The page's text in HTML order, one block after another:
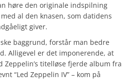
høre den originale indspilning
al den knasen, som datidens
giver.
baggrund, forstår man bedre
Alligevel er det imponerende, at
Zeppelin’s titelløse fjerde album fra
“Led Zeppelin IV” – kom på